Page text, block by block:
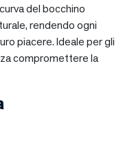
del bocchino
rendendo ogni
piacere. Ideale per gli
compromettere la